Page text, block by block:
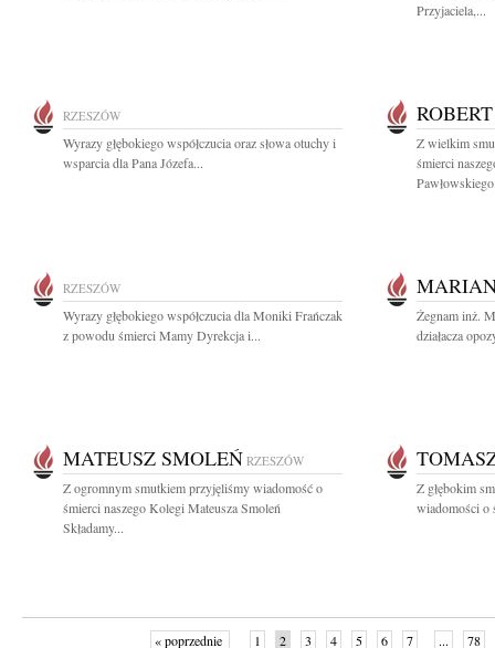
Przyjaciela,...
RZESZÓW
Wyrazy głębokiego współczucia oraz słowa otuchy i
wsparcia dla Pana Józefa...
Z wielkim
śmierci
RZESZÓW
Wyrazy głębokiego współczucia dla Moniki Frańczak
z powodu śmierci Mamy Dyrekcja i...
Żegnam inż.
działacza
MATEUSZ SMOLEŃ RZESZÓW
Z ogromnym smutkiem przyjęliśmy wiadomość o
śmierci naszego Kolegi Mateusza Smoleń
Składamy...
Z głębokim
wiadomości o
« poprzednie 1 2 3 4 5 6 7 ... 78